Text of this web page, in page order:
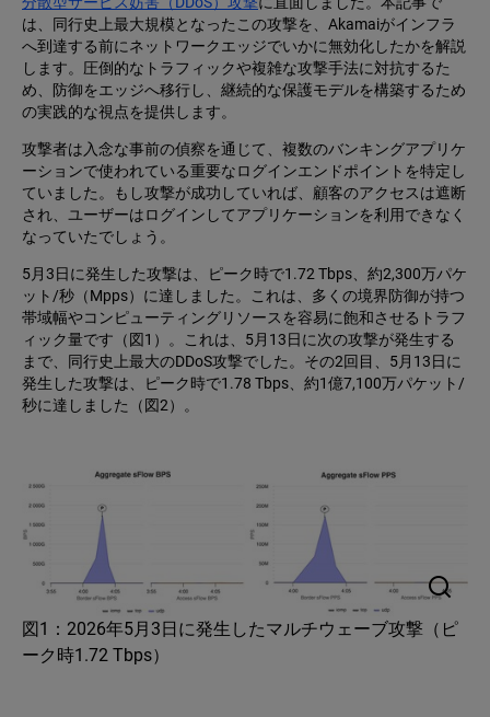
は、同行史上最大規模となったこの攻撃を、Akamaiがインフラ
へ到達する前にネットワークエッジでいかに無効化したかを解説
します。圧倒的なトラフィックや複雑な攻撃手法に対抗するた
め、防御をエッジへ移行し、継続的な保護モデルを構築するため
の実践的な視点を提供します。
攻撃者は入念な事前の偵察を通じて、複数のバンキングアプリケ
ーションで使われている重要なログインエンドポイントを特定し
ていました。もし攻撃が成功していれば、顧客のアクセスは遮断
され、ユーザーはログインしてアプリケーションを利用できなく
なっていたでしょう。
5月3日に発生した攻撃は、ピーク時で1.72 Tbps、約2,300万パケ
ット/秒（Mpps）に達しました。これは、多くの境界防御が持つ
帯域幅やコンピューティングリソースを容易に飽和させるトラフ
ィック量です（図1）。これは、5月13日に次の攻撃が発生する
まで、同行史上最大のDDoS攻撃でした。その2回目、5月13日に
発生した攻撃は、ピーク時で1.78 Tbps、約1億7,100万パケット/
秒に達しました（図2）。
図1：2026年5月3日に発生したマルチウェーブ攻撃（ピ
ーク時1.72 Tbps）